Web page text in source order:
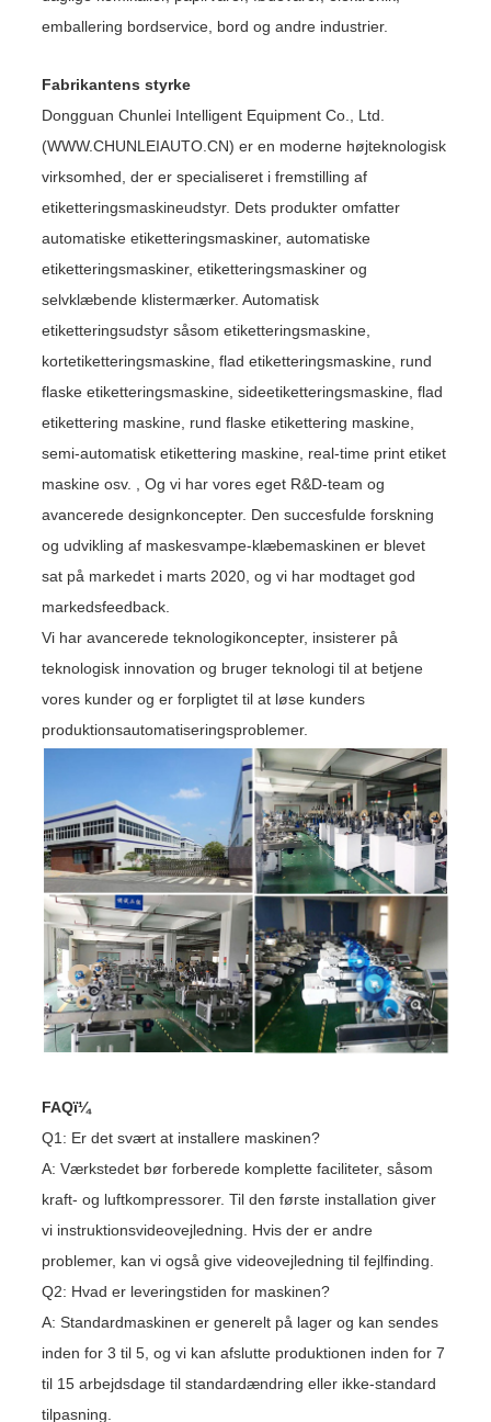
emballering bordservice, bord og andre industrier.
Fabrikantens styrke
Dongguan Chunlei Intelligent Equipment Co., Ltd.
(WWW.CHUNLEIAUTO.CN) er en moderne højteknologisk
virksomhed, der er specialiseret i fremstilling af
etiketteringsmaskineudstyr. Dets produkter omfatter
automatiske etiketteringsmaskiner, automatiske
etiketteringsmaskiner, etiketteringsmaskiner og
selvklæbende klistermærker. Automatisk
etiketteringsudstyr såsom etiketteringsmaskine,
kortetiketteringsmaskine, flad etiketteringsmaskine, rund
flaske etiketteringsmaskine, sideetiketteringsmaskine, flad
etikettering maskine, rund flaske etikettering maskine,
semi-automatisk etikettering maskine, real-time print etiket
maskine osv. , Og vi har vores eget R&D-team og
avancerede designkoncepter. Den succesfulde forskning
og udvikling af maskesvampe-klæbemaskinen er blevet
sat på markedet i marts 2020, og vi har modtaget god
markedsfeedback.
Vi har avancerede teknologikoncepter, insisterer på
teknologisk innovation og bruger teknologi til at betjene
vores kunder og er forpligtet til at løse kunders
produktionsautomatiseringsproblemer.
FAQï¼
Q1: Er det svært at installere maskinen?
A: Værkstedet bør forberede komplette faciliteter, såsom
kraft- og luftkompressorer. Til den første installation giver
vi instruktionsvideovejledning. Hvis der er andre
problemer, kan vi også give videovejledning til fejlfinding.
Q2: Hvad er leveringstiden for maskinen?
A: Standardmaskinen er generelt på lager og kan sendes
inden for 3 til 5, og vi kan afslutte produktionen inden for 7
til 15 arbejdsdage til standardændring eller ikke-standard
tilpasning.